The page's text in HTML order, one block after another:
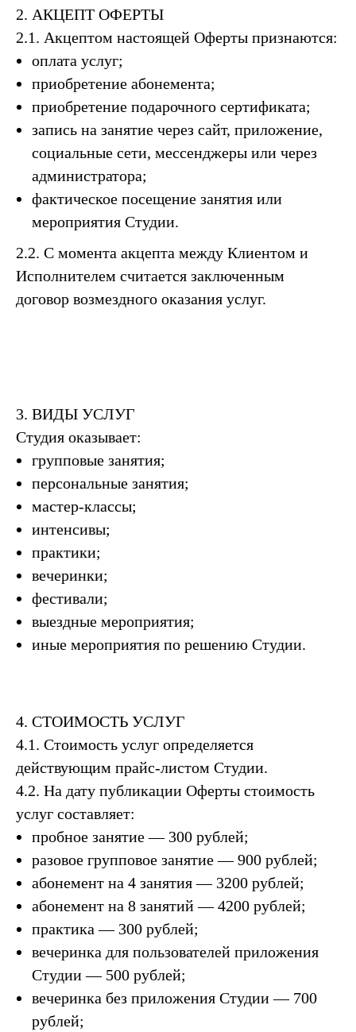
2. АКЦЕПТ ОФЕРТЫ
2.1. Акцептом настоящей Оферты признаются:
оплата услуг;
приобретение абонемента;
приобретение подарочного сертификата;
запись на занятие через сайт, приложение,
социальные сети, мессенджеры или через
администратора;
фактическое посещение занятия или
мероприятия Студии.
2.2. С момента акцепта между Клиентом и
Исполнителем считается заключенным
договор возмездного оказания услуг.
3. ВИДЫ УСЛУГ
Студия оказывает:
групповые занятия;
персональные занятия;
мастер-классы;
интенсивы;
практики;
вечеринки;
фестивали;
выездные мероприятия;
иные мероприятия по решению Студии.
4. СТОИМОСТЬ УСЛУГ
4.1. Стоимость услуг определяется
действующим прайс-листом Студии.
4.2. На дату публикации Оферты стоимость
услуг составляет:
пробное занятие — 300 рублей;
разовое групповое занятие — 900 рублей;
абонемент на 4 занятия — 3200 рублей;
абонемент на 8 занятий — 4200 рублей;
практика — 300 рублей;
вечеринка для пользователей приложения
Студии — 500 рублей;
вечеринка без приложения Студии — 700
рублей;